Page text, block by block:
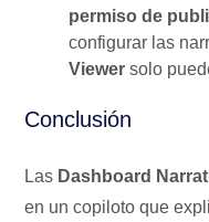
permiso de
configurar las
Viewer solo
Conclusión
Las Dashboard
en un copiloto que